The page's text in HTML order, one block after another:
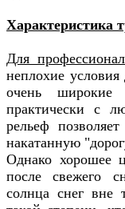
Характеристика
Для
неплохие
очень
практически с
рельеф
накатанную
Однако хорошее
после свежего
солнца снег вне